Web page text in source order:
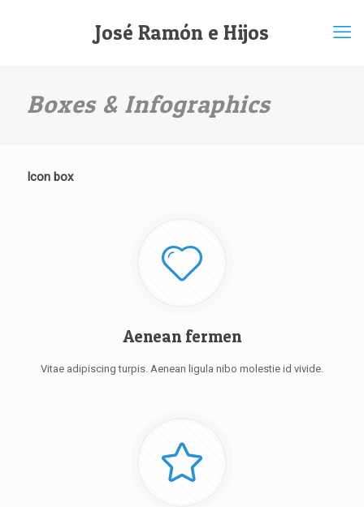
José Ramón e Hijos
Boxes & Infographics
Icon box
Aenean fermen
Vitae adipiscing turpis. Aenean ligula nibo molestie id vivide.